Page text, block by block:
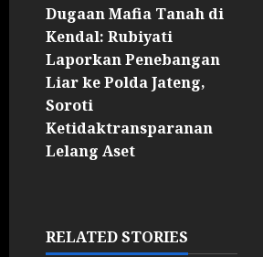
Dugaan Mafia Tanah di
Kendal: Rubiyati
Laporkan Penebangan
Liar ke Polda Jateng,
Soroti
Ketidaktransparanan
Lelang Aset
RELATED STORIES